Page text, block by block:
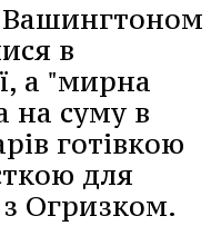
Вашингтоном
в
а "мирна
на суму в
готівкою
для
Огризком.